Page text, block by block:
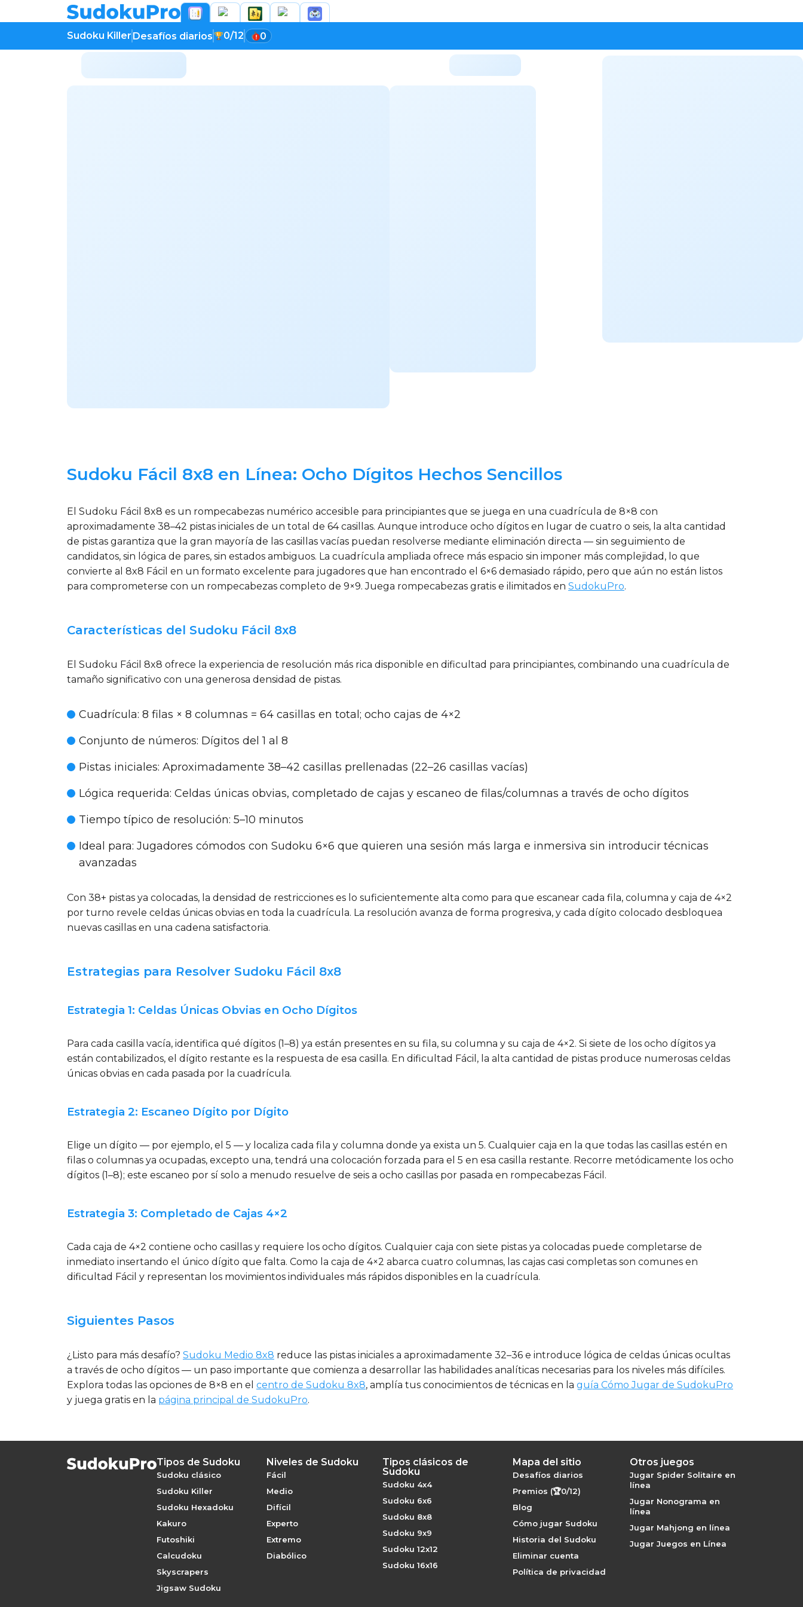
Sudoku Killer Desafíos diarios 0/12 0
Sudoku Fácil 8x8 en Línea: Ocho Dígitos Hechos Sencillos
El Sudoku Fácil 8x8 es un rompecabezas numérico accesible para principiantes que se juega en una cuadrícula de 8×8 con
aproximadamente 38–42 pistas iniciales de un total de 64 casillas. Aunque introduce ocho dígitos en lugar de cuatro o seis, la alta cantidad
de pistas garantiza que la gran mayoría de las casillas vacías puedan resolverse mediante eliminación directa — sin seguimiento de
candidatos, sin lógica de pares, sin estados ambiguos. La cuadrícula ampliada ofrece más espacio sin imponer más complejidad, lo que
convierte al 8x8 Fácil en un formato excelente para jugadores que han encontrado el 6×6 demasiado rápido, pero que aún no están listos
para comprometerse con un rompecabezas completo de 9×9. Juega rompecabezas gratis e ilimitados en SudokuPro.
Características del Sudoku Fácil 8x8
El Sudoku Fácil 8x8 ofrece la experiencia de resolución más rica disponible en dificultad para principiantes, combinando una cuadrícula de
tamaño significativo con una generosa densidad de pistas.
Cuadrícula: 8 filas × 8 columnas = 64 casillas en total; ocho cajas de 4×2
Conjunto de números: Dígitos del 1 al 8
Pistas iniciales: Aproximadamente 38–42 casillas prellenadas (22–26 casillas vacías)
Lógica requerida: Celdas únicas obvias, completado de cajas y escaneo de filas/columnas a través de ocho dígitos
Tiempo típico de resolución: 5–10 minutos
Ideal para: Jugadores cómodos con Sudoku 6×6 que quieren una sesión más larga e inmersiva sin introducir técnicas
avanzadas
Con 38+ pistas ya colocadas, la densidad de restricciones es lo suficientemente alta como para que escanear cada fila, columna y caja de 4×2
por turno revele celdas únicas obvias en toda la cuadrícula. La resolución avanza de forma progresiva, y cada dígito colocado desbloquea
nuevas casillas en una cadena satisfactoria.
Estrategias para Resolver Sudoku Fácil 8x8
Estrategia 1: Celdas Únicas Obvias en Ocho Dígitos
Para cada casilla vacía, identifica qué dígitos (1–8) ya están presentes en su fila, su columna y su caja de 4×2. Si siete de los ocho dígitos ya
están contabilizados, el dígito restante es la respuesta de esa casilla. En dificultad Fácil, la alta cantidad de pistas produce numerosas celdas
únicas obvias en cada pasada por la cuadrícula.
Estrategia 2: Escaneo Dígito por Dígito
Elige un dígito — por ejemplo, el 5 — y localiza cada fila y columna donde ya exista un 5. Cualquier caja en la que todas las casillas estén en
filas o columnas ya ocupadas, excepto una, tendrá una colocación forzada para el 5 en esa casilla restante. Recorre metódicamente los ocho
dígitos (1–8); este escaneo por sí solo a menudo resuelve de seis a ocho casillas por pasada en rompecabezas Fácil.
Estrategia 3: Completado de Cajas 4×2
Cada caja de 4×2 contiene ocho casillas y requiere los ocho dígitos. Cualquier caja con siete pistas ya colocadas puede completarse de
inmediato insertando el único dígito que falta. Como la caja de 4×2 abarca cuatro columnas, las cajas casi completas son comunes en
dificultad Fácil y representan los movimientos individuales más rápidos disponibles en la cuadrícula.
Siguientes Pasos
¿Listo para más desafío? Sudoku Medio 8x8 reduce las pistas iniciales a aproximadamente 32–36 e introduce lógica de celdas únicas ocultas
a través de ocho dígitos — un paso importante que comienza a desarrollar las habilidades analíticas necesarias para los niveles más difíciles.
Explora todas las opciones de 8×8 en el centro de Sudoku 8x8, amplía tus conocimientos de técnicas en la guía Cómo Jugar de SudokuPro
y juega gratis en la página principal de SudokuPro.
Tipos de Sudoku
Sudoku clásico
Sudoku Killer
Sudoku Hexadoku
Kakuro
Futoshiki
Calcudoku
Skyscrapers
Jigsaw Sudoku
Niveles de Sudoku
Fácil
Medio
Difícil
Experto
Extremo
Diabólico
Tipos clásicos de
Sudoku
Sudoku 4x4
Sudoku 6x6
Sudoku 8x8
Sudoku 9x9
Sudoku 12x12
Sudoku 16x16
Mapa del sitio
Desafíos diarios
Premios (🏆0/12)
Blog
Cómo jugar Sudoku
Historia del Sudoku
Eliminar cuenta
Política de privacidad
Otros juegos
Jugar Spider Solitaire en
línea
Jugar Nonograma en
línea
Jugar Mahjong en línea
Jugar Juegos en Línea